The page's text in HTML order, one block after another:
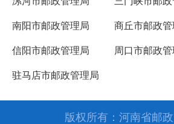
南阳市邮政管理局 商丘市邮政管
信阳市邮政管理局 周口市邮政管
驻马店市邮政管理局
版权所有：河南省邮